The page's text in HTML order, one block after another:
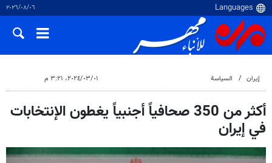
٠٦‏/٠٨‏/٢٠٢٦
إيران السياسة ٠١‏/٠٣‏/٢٠٢٤، ٣:٢١ م
أكثر من 350 صحافياً أجنبياً يغطون الإنتخابات
في إيران